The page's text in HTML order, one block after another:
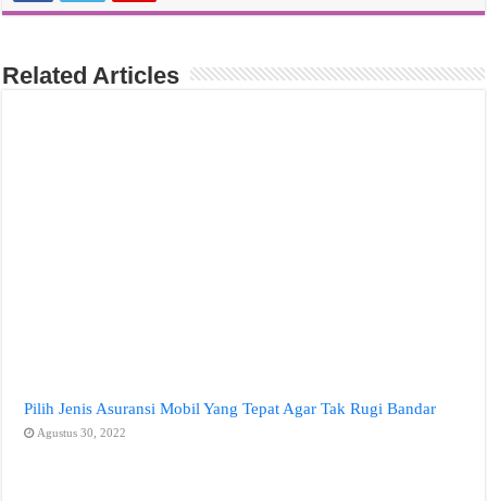
Related Articles
Pilih Jenis Asuransi Mobil Yang Tepat Agar Tak Rugi Bandar
Agustus 30, 2022